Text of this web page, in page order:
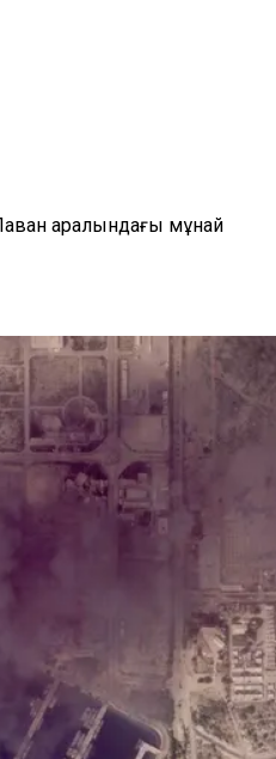
аралындағы мұнай